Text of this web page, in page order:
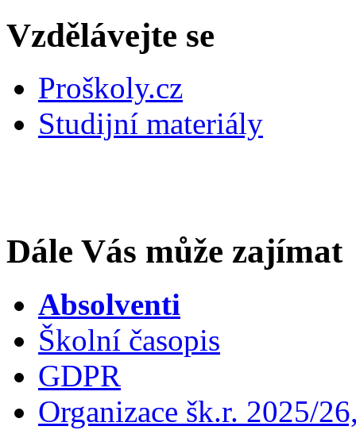
Vzdělávejte se
Proškoly.cz
Studijní materiály
Dále Vás může zajímat
Absolventi
Školní časopis
GDPR
Organizace šk.r. 2025/